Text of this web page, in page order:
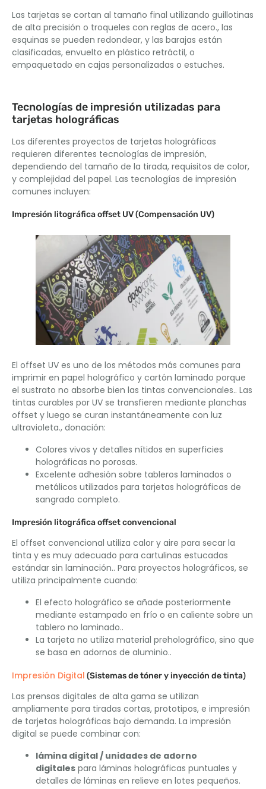
Las tarjetas se cortan al tamaño final utilizando guillotinas
de alta precisión o troqueles con reglas de acero., las
esquinas se pueden redondear, y las barajas están
clasificadas, envuelto en plástico retráctil, o
empaquetado en cajas personalizadas o estuches.
Tecnologías de impresión utilizadas para
tarjetas holográficas
Los diferentes proyectos de tarjetas holográficas
requieren diferentes tecnologías de impresión,
dependiendo del tamaño de la tirada, requisitos de color,
y complejidad del papel. Las tecnologías de impresión
comunes incluyen:
Impresión litográfica offset UV (Compensación UV)
El offset UV es uno de los métodos más comunes para
imprimir en papel holográfico y cartón laminado porque
el sustrato no absorbe bien las tintas convencionales.. Las
tintas curables por UV se transfieren mediante planchas
offset y luego se curan instantáneamente con luz
ultravioleta., donación:
Colores vivos y detalles nítidos en superficies
holográficas no porosas.
Excelente adhesión sobre tableros laminados o
metálicos utilizados para tarjetas holográficas de
sangrado completo.
Impresión litográfica offset convencional
El offset convencional utiliza calor y aire para secar la
tinta y es muy adecuado para cartulinas estucadas
estándar sin laminación.. Para proyectos holográficos, se
utiliza principalmente cuando:
El efecto holográfico se añade posteriormente
mediante estampado en frío o en caliente sobre un
tablero no laminado..
La tarjeta no utiliza material preholográfico, sino que
se basa en adornos de aluminio..
Impresión Digital (Sistemas de tóner y inyección de tinta)
Las prensas digitales de alta gama se utilizan
ampliamente para tiradas cortas, prototipos, e impresión
de tarjetas holográficas bajo demanda. La impresión
digital se puede combinar con:
lámina digital / unidades de adorno
digitales para láminas holográficas puntuales y
detalles de láminas en relieve en lotes pequeños.